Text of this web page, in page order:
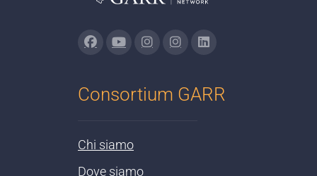
Consortium GARR
Chi siamo
Dove siamo